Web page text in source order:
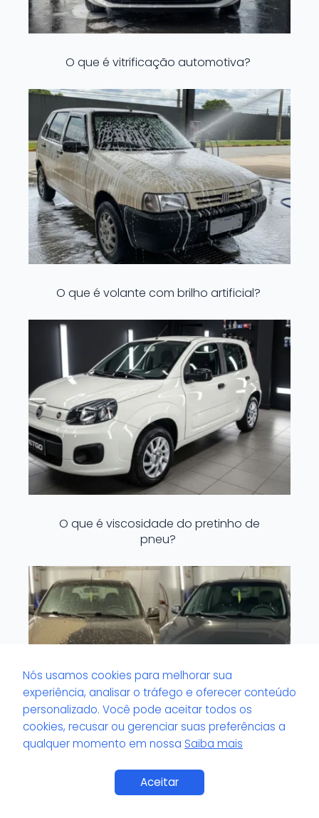
O que é vitrificação automotiva?
O que é volante com brilho artificial?
O que é viscosidade do pretinho de
pneu?
O que é volante com odor impregnado?
Nós usamos cookies para melhorar sua
experiência, analisar o tráfego e oferecer conteúdo
personalizado. Você pode aceitar todos os
cookies, recusar ou gerenciar suas preferências a
qualquer momento em nossa Saiba mais
AceitarSaiba Mais